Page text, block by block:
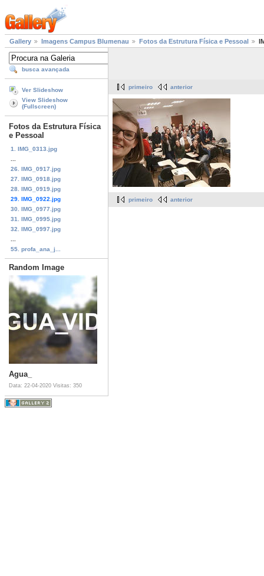
Gallery Imagens Campus Blumenau Fotos da Estrutura Física e Pessoal
busca avançada
Ver Slideshow
View Slideshow
(Fullscreen)
Fotos da Estrutura Física
e Pessoal
1. IMG_0313.jpg
26. IMG_0917.jpg
27. IMG_0918.jpg
28. IMG_0919.jpg
29. IMG_0922.jpg
30. IMG_0977.jpg
31. IMG_0995.jpg
32. IMG_0997.jpg
55. profa_ana_j...
Random Image
Agua_
Data: 22-04-2020 Visitas: 350
primeiro anterior
primeiro anterior